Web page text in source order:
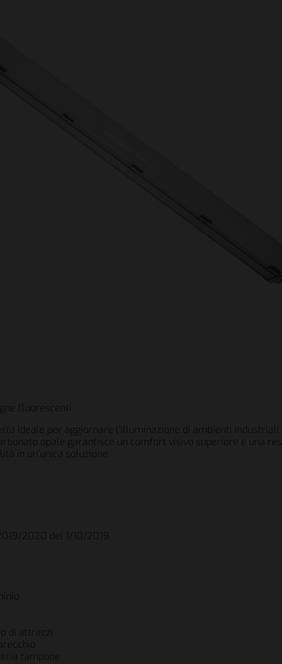
fluorescenti
ideale per aggiornare l’illuminazione di ambienti
opale garantisce un comfort visivo superiore e una
in un’unica soluzione.
2020 del 1/10/2019
di attrezzi
tampone